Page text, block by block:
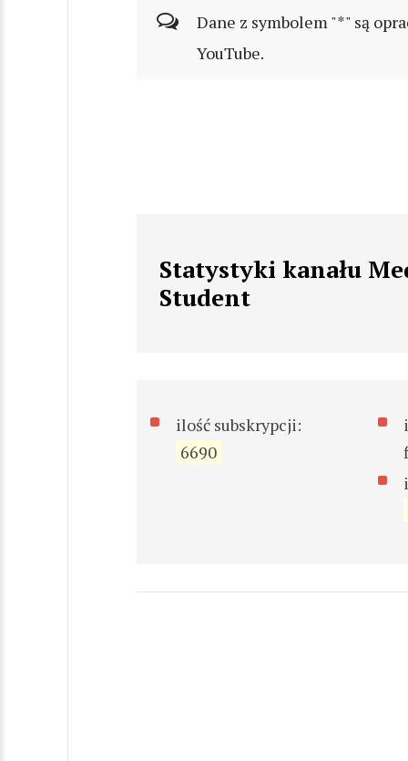
Dane z symbolem "*" są
YouTube.
Statystyki kanału
Student
ilość subskrypcji:
6690